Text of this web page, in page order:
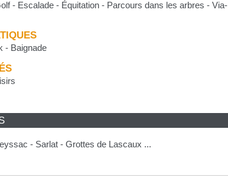
- Escalade - Équitation - Parcours dans les arbres - Via-
- Baignade
- Sarlat - Grottes de Lascaux ...